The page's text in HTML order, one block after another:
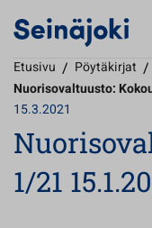
Etusivu / Pöytäkirjat /
Nuorisovaltuusto:
15.3.2021
1/21